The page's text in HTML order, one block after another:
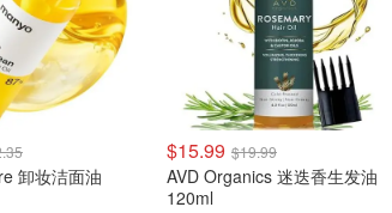
卸妆洁面油
$15.99 $19.99
AVD Organics 迷迭香生发油
120ml